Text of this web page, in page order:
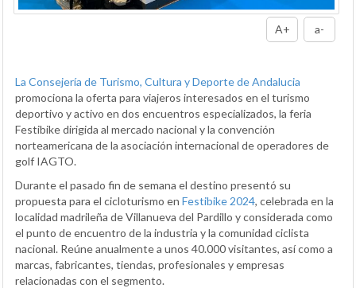
A+ a-
La Consejería de Turismo, Cultura y Deporte de Andalucia
promociona la oferta para viajeros interesados en el turismo
deportivo y activo en dos encuentros especializados, la feria
Festibike dirigida al mercado nacional y la convención
norteamericana de la asociación internacional de operadores de
golf IAGTO.
Durante el pasado fin de semana el destino presentó su
propuesta para el cicloturismo en Festibike 2024, celebrada en la
localidad madrileña de Villanueva del Pardillo y considerada como
el punto de encuentro de la industria y la comunidad ciclista
nacional. Reúne anualmente a unos 40.000 visitantes, así como a
marcas, fabricantes, tiendas, profesionales y empresas
relacionadas con el segmento.